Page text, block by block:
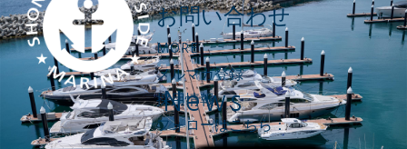
お問い合わせ
MORE
メルマガ登録
採用情報
フォローはこちら：
News